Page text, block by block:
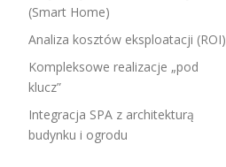
(Smart Home)
Analiza kosztów eksploatacji (ROI)
Kompleksowe realizacje „pod
klucz”
Integracja SPA z architekturą
budynku i ogrodu